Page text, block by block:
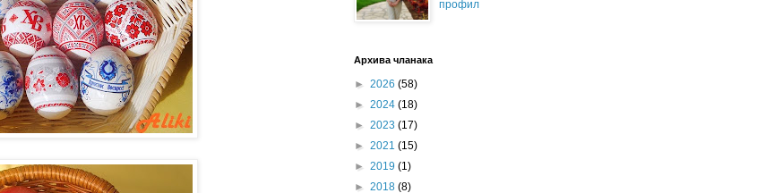
профил
Архива чланака
► 2026 (58)
► 2024 (18)
► 2023 (17)
► 2021 (15)
► 2019 (1)
► 2018 (8)